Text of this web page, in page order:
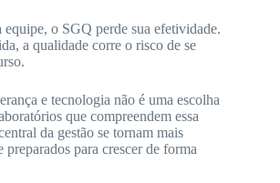
equipe, o SGQ perde sua efetividade.
a qualidade corre o risco de se
e tecnologia não é uma escolha
que compreendem essa
da gestão se tornam mais
para crescer de forma